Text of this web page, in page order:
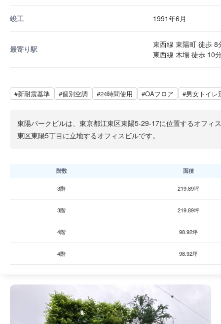
竣工 1991年6月
最寄り駅
東西線 東陽町 徒歩 8
東西線 木場 徒歩 10
#新耐震基準 #個別空調 #24時間使用 #OAフロア #男女トイレ
東陽パークビルは、東京都江東区東陽5-29-17に位置するオフィ
東区東陽5丁目に立地するオフィスビルです。
階数 面積
3階 219.89坪
3階 219.89坪
4階 98.92坪
4階 98.92坪